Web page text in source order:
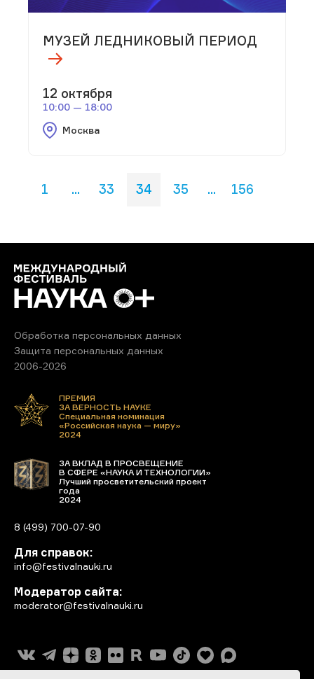
МУЗЕЙ ЛЕДНИКОВЫЙ ПЕРИОД
12 октября
10:00 — 18:00
Москва
1 ... 33 34 35 ... 156
Обработка персональных данных
Защита персональных данных
2006-2026
ПРЕМИЯ
ЗА ВЕРНОСТЬ НАУКЕ
Специальная номинация
«Российская наука — миру»
2024
ЗА ВКЛАД В ПРОСВЕЩЕНИЕ
В СФЕРЕ «НАУКА И ТЕХНОЛОГИИ»
Лучший просветительский проект
года
2024
8 (499) 700-07-90
Для справок:
info@festivalnauki.ru
Модератор сайта:
moderator@festivalnauki.ru